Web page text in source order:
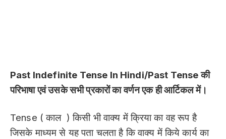
Past Indefinite Tense In Hindi/Past Tense की
परिभाषा एवं उसके सभी प्रकारों का वर्णन एक ही आर्टिकल में।
Tense ( काल ) किसी भी वाक्य में क्रिया का वह रूप है
जिसके माध्यम से यह पता चलता है कि वाक्य में किये कार्य का